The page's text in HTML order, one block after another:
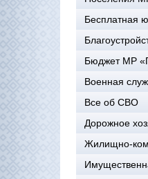
Бесплатная
Бюджет МР
Военная
Все об СВО
Дорожное
Жилищно-